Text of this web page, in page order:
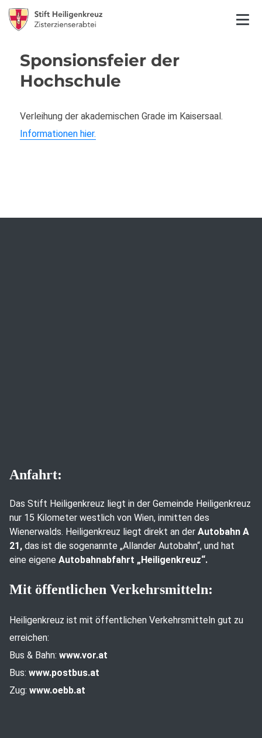
Sponsionsfeier der
Hochschule
Verleihung der akademischen Grade im Kaisersaal.
Informationen hier.
Anfahrt:
Das Stift Heiligenkreuz liegt in der Gemeinde Heiligenkreuz
nur 15 Kilometer westlich von Wien, inmitten des
Wienerwalds. Heiligenkreuz liegt direkt an der Autobahn A
21, das ist die sogenannte „Allander Autobahn“, und hat
eine eigene Autobahnabfahrt „Heiligenkreuz“.
Mit öffentlichen Verkehrsmitteln:
Heiligenkreuz ist mit öffentlichen Verkehrsmitteln gut zu
erreichen:
Bus & Bahn: www.vor.at
Bus: www.postbus.at
Zug: www.oebb.at